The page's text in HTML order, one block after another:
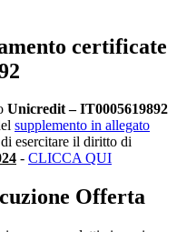
certificate
Unicredit – IT0005619892
supplemento in allegato
esercitare il diritto di
- CLICCA QUI
Offerta